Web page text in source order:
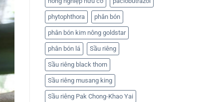
phytophthora phân bón
phân bón kim nông goldstar
phân bón lá Sầu riêng
Sầu riêng black thorn
Sầu riêng musang king
Sầu riêng Pak Chong-Khao Yai